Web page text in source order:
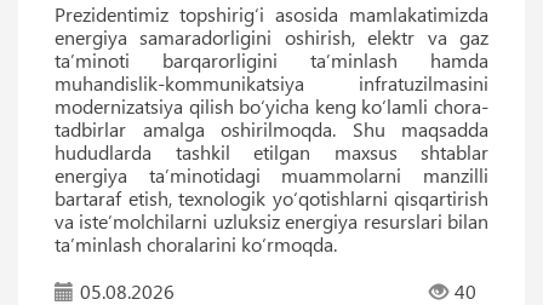
Prezidentimiz topshirig‘i asosida mamlakatimizda
energiya samaradorligini oshirish, elektr va gaz
ta’minoti barqarorligini ta’minlash hamda
muhandislik-kommunikatsiya infratuzilmasini
modernizatsiya qilish bo‘yicha keng ko‘lamli chora-
tadbirlar amalga oshirilmoqda. Shu maqsadda
hududlarda tashkil etilgan maxsus shtablar
energiya ta’minotidagi muammolarni manzilli
bartaraf etish, texnologik yo‘qotishlarni qisqartirish
va iste’molchilarni uzluksiz energiya resurslari bilan
ta’minlash choralarini ko‘rmoqda.
05.08.2026
40